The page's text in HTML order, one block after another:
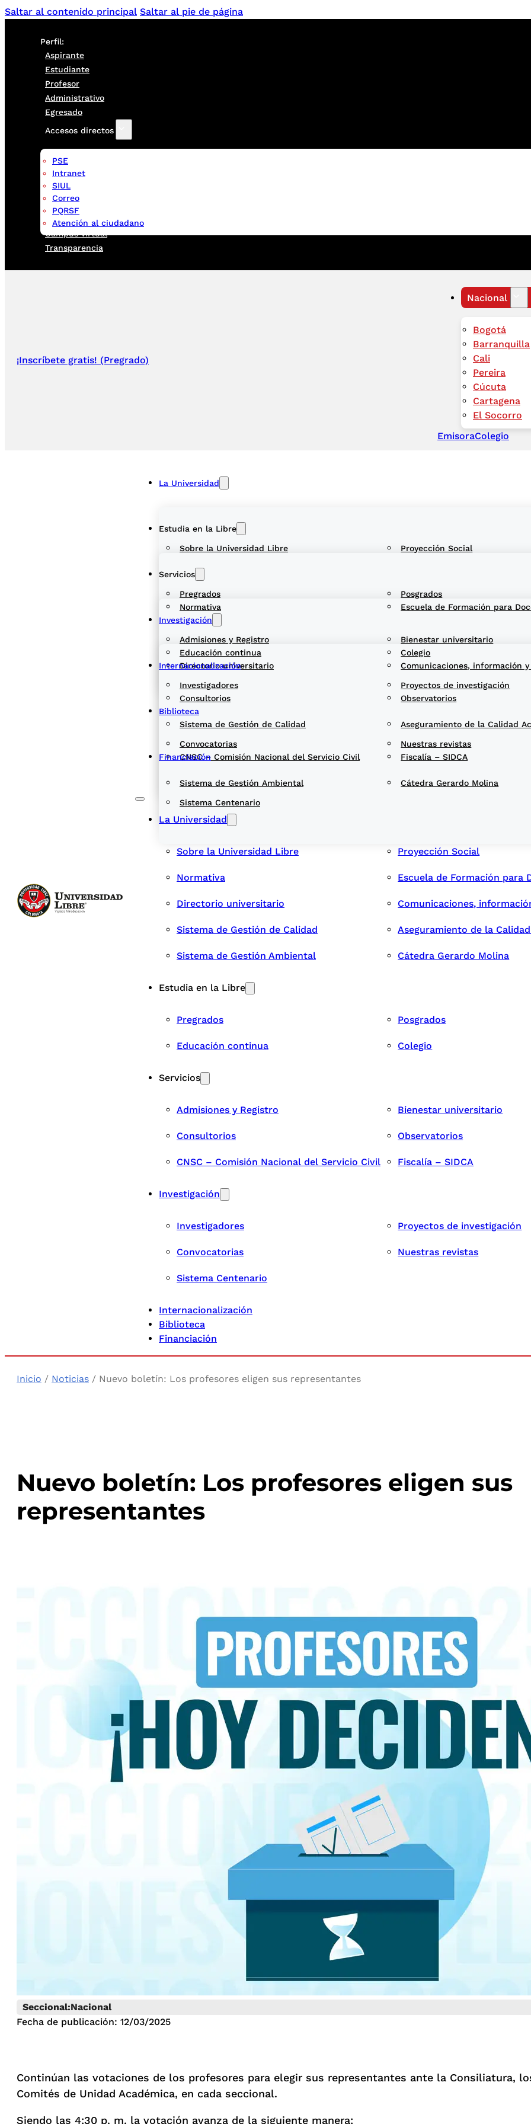
Saltar al contenido principal Saltar al pie de página
Perfil:
Aspirante
Estudiante
Profesor
Administrativo
Egresado
Accesos directos
PSE
Intranet
SIUL
Correo
PQRSF
Atención al ciudadano
Campus virtual
Transparencia
¡Inscríbete gratis! (Pregrado)
Nacional
Bogotá
Barranquilla
Cali
Pereira
Cúcuta
Cartagena
El Socorro
EmisoraColegio
La Universidad
Sobre la Universidad Libre Proyección Social
Normativa Escuela de Formación para
Directorio universitario Comunicaciones, información y
Sistema de Gestión de Calidad Aseguramiento de la Calidad
Sistema de Gestión Ambiental Cátedra Gerardo Molina
Estudia en la Libre
Pregrados Posgrados
Educación continua Colegio
Servicios
Admisiones y Registro Bienestar universitario
Consultorios Observatorios
CNSC – Comisión Nacional del Servicio Civil Fiscalía – SIDCA
Investigación
Investigadores Proyectos de investigación
Convocatorias Nuestras revistas
Sistema Centenario
Internacionalización
Biblioteca
Financiación
La Universidad
Sobre la Universidad Libre Proyección Social
Normativa Escuela de Formación para
Directorio universitario Comunicaciones,
Sistema de Gestión de Calidad Aseguramiento de la
Sistema de Gestión Ambiental Cátedra Gerardo Molina
Estudia en la Libre
Pregrados Posgrados
Educación continua Colegio
Servicios
Admisiones y Registro Bienestar universitario
Consultorios Observatorios
CNSC – Comisión Nacional del Servicio Civil Fiscalía – SIDCA
Investigación
Investigadores Proyectos de investigación
Convocatorias Nuestras revistas
Sistema Centenario
Internacionalización
Biblioteca
Financiación
Inicio / Noticias / Nuevo boletín: Los profesores eligen sus representantes
Nuevo boletín: Los profesores eligen sus
representantes
Seccional:Nacional
Fecha de publicación: 12/03/2025
Continúan las votaciones de los profesores para elegir sus representantes ante la Consiliatura,
Comités de Unidad Académica, en cada seccional.
Siendo las 4:30 p. m. la votación avanza de la siguiente manera: